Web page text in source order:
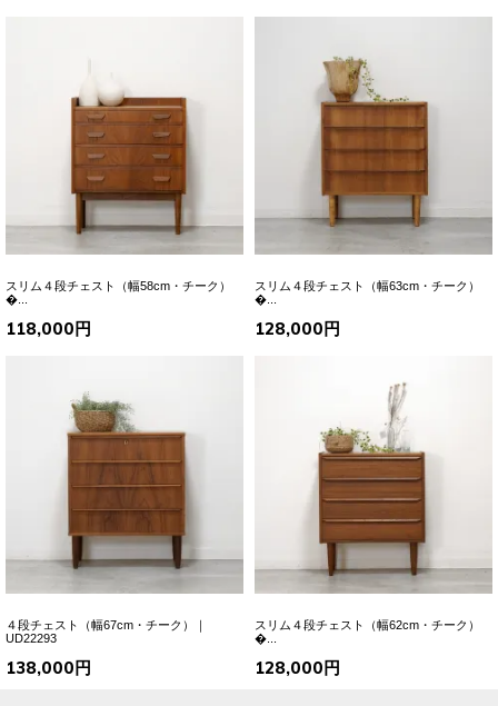
スリム４段チェスト（幅58cm・チーク）
�...
118,000円
スリム４段チェスト（幅63cm・チーク）
�...
128,000円
４段チェスト（幅67cm・チーク）｜
UD22293
138,000円
スリム４段チェスト（幅62cm・チーク）
�...
128,000円